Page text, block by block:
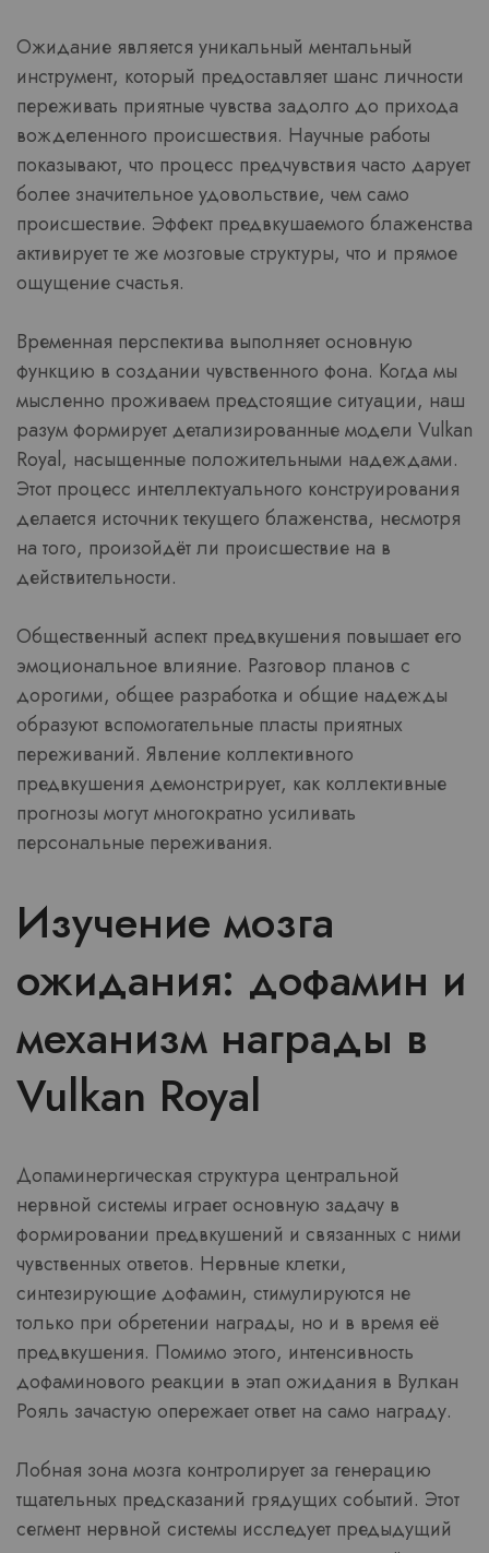
Ожидание является уникальный ментальный
инструмент, который предоставляет шанс личности
переживать приятные чувства задолго до прихода
вожделенного происшествия. Научные работы
показывают, что процесс предчувствия часто дарует
более значительное удовольствие, чем само
происшествие. Эффект предвкушаемого блаженства
активирует те же мозговые структуры, что и прямое
ощущение счастья.
Временная перспектива выполняет основную
функцию в создании чувственного фона. Когда мы
мысленно проживаем предстоящие ситуации, наш
разум формирует детализированные модели Vulkan
Royal, насыщенные положительными надеждами.
Этот процесс интеллектуального конструирования
делается источник текущего блаженства, несмотря
на того, произойдёт ли происшествие на в
действительности.
Общественный аспект предвкушения повышает его
эмоциональное влияние. Разговор планов с
дорогими, общее разработка и общие надежды
образуют вспомогательные пласты приятных
переживаний. Явление коллективного
предвкушения демонстрирует, как коллективные
прогнозы могут многократно усиливать
персональные переживания.
Изучение мозга
ожидания: дофамин и
механизм награды в
Vulkan Royal
Допаминергическая структура центральной
нервной системы играет основную задачу в
формировании предвкушений и связанных с ними
чувственных ответов. Нервные клетки,
синтезирующие дофамин, стимулируются не
только при обретении награды, но и в время её
предвкушения. Помимо этого, интенсивность
дофаминового реакции в этап ожидания в Вулкан
Рояль зачастую опережает ответ на само награду.
Лобная зона мозга контролирует за генерацию
тщательных предсказаний грядущих событий. Этот
сегмент нервной системы исследует предыдущий